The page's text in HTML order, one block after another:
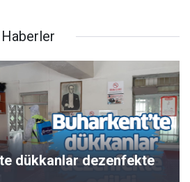
dükkanlar dezenfekte